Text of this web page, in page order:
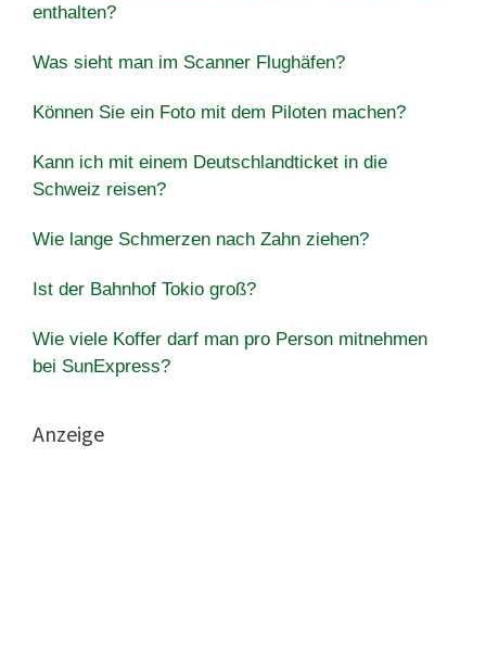
enthalten?
Was sieht man im Scanner Flughäfen?
Können Sie ein Foto mit dem Piloten machen?
Kann ich mit einem Deutschlandticket in die
Schweiz reisen?
Wie lange Schmerzen nach Zahn ziehen?
Ist der Bahnhof Tokio groß?
Wie viele Koffer darf man pro Person mitnehmen
bei SunExpress?
Anzeige